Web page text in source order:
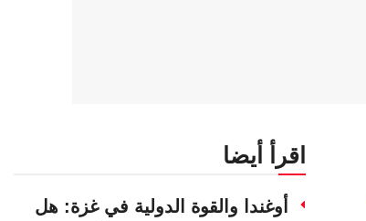
اقرأ أيضا
أوغندا والقوة الدولية في غزة: هل